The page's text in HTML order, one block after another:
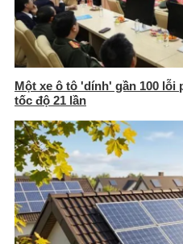
Một xe ô tô 'dính' gần 100 lỗi
tốc độ 21 lần